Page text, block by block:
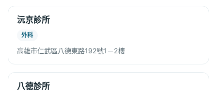
沅京診所
外科
高雄市仁武區八德東路192號1－2樓
八德診所